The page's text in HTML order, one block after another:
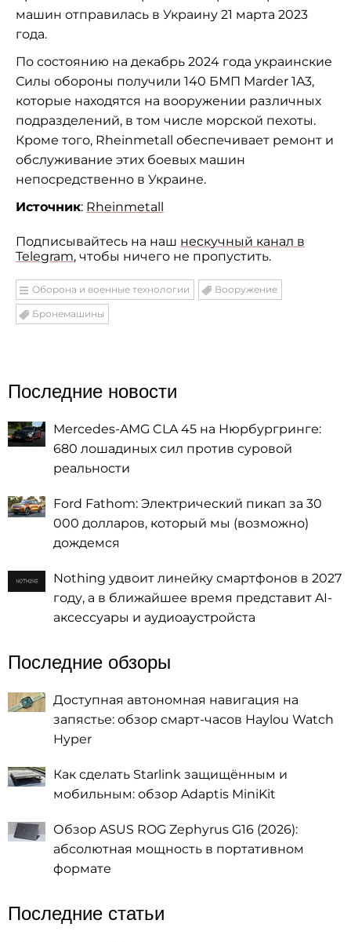
машин отправилась в Украину 21 марта 2023
года.
По состоянию на декабрь 2024 года украинские
Силы обороны получили 140 БМП Marder 1A3,
которые находятся на вооружении различных
подразделений, в том числе морской пехоты.
Кроме того, Rheinmetall обеспечивает ремонт и
обслуживание этих боевых машин
непосредственно в Украине.
Источник: Rheinmetall
Подписывайтесь на наш нескучный канал в
Telegram, чтобы ничего не пропустить.
Оборона и военные технологии Вооружение
Бронемашины
Последние новости
Mercedes-AMG CLA 45 на Нюрбургринге:
680 лошадиных сил против суровой
реальности
Ford Fathom: Электрический пикап за 30
000 долларов, который мы (возможно)
дождемся
Nothing удвоит линейку смартфонов в 2027
году, а в ближайшее время представит AI-
аксессуары и аудиоаустройста
Последние обзоры
Доступная автономная навигация на
запястье: обзор смарт-часов Haylou Watch
Hyper
Как сделать Starlink защищённым и
мобильным: обзор Adaptis MiniKit
Обзор ASUS ROG Zephyrus G16 (2026):
абсолютная мощность в портативном
формате
Последние статьи